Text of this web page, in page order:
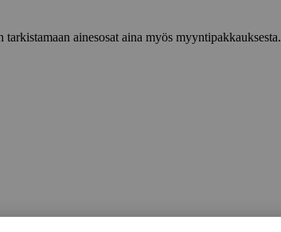
ainesosat aina myös myyntipakkauksesta.